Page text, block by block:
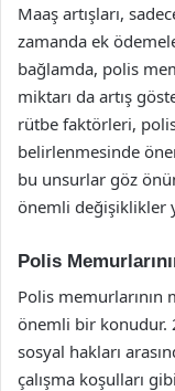
Maaş artışları,
zamanda ek
bağlamda, polis
miktarı da artış
rütbe faktörleri, polis
belirlenmesinde
bu unsurlar göz
önemli değişiklikler
Polis
Polis memurlarının
önemli bir konudur.
sosyal hakları
çalışma koşulları